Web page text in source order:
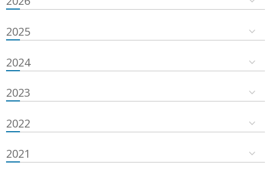
2025
2024
2023
2022
2021